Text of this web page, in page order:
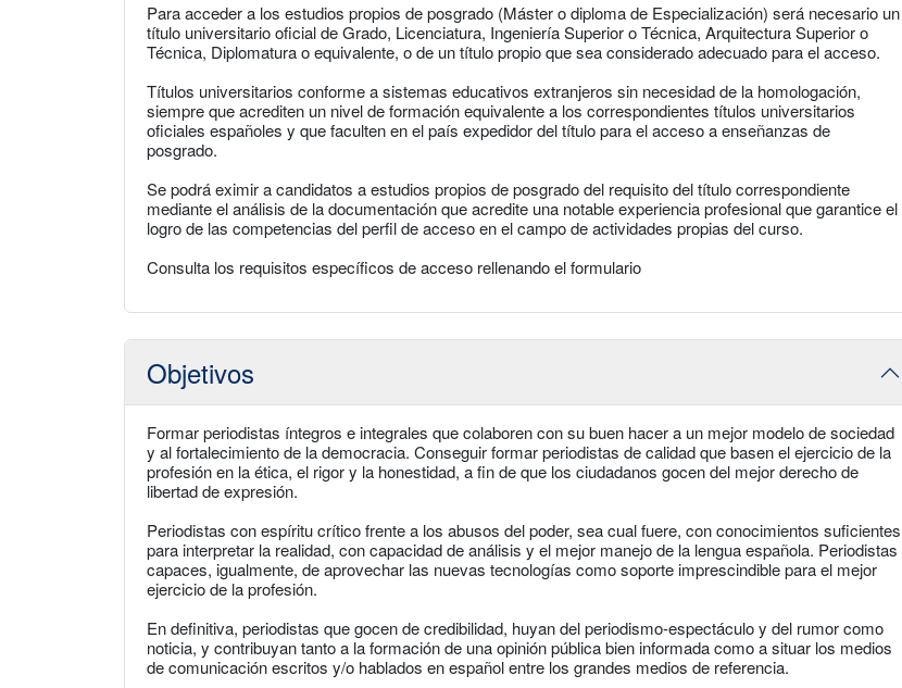
Para acceder a los estudios propios de posgrado (Máster o diploma de Especialización) será necesario un
título universitario oficial de Grado, Licenciatura, Ingeniería Superior o Técnica, Arquitectura Superior o
Técnica, Diplomatura o equivalente, o de un título propio que sea considerado adecuado para el acceso.
Títulos universitarios conforme a sistemas educativos extranjeros sin necesidad de la homologación,
siempre que acrediten un nivel de formación equivalente a los correspondientes títulos universitarios
oficiales españoles y que faculten en el país expedidor del título para el acceso a enseñanzas de
posgrado.
Se podrá eximir a candidatos a estudios propios de posgrado del requisito del título correspondiente
mediante el análisis de la documentación que acredite una notable experiencia profesional que garantice el
logro de las competencias del perfil de acceso en el campo de actividades propias del curso.
Consulta los requisitos específicos de acceso rellenando el formulario
Objetivos
Formar periodistas íntegros e integrales que colaboren con su buen hacer a un mejor modelo de sociedad
y al fortalecimiento de la democracia. Conseguir formar periodistas de calidad que basen el ejercicio de la
profesión en la ética, el rigor y la honestidad, a fin de que los ciudadanos gocen del mejor derecho de
libertad de expresión.
Periodistas con espíritu crítico frente a los abusos del poder, sea cual fuere, con conocimientos suficientes
para interpretar la realidad, con capacidad de análisis y el mejor manejo de la lengua española. Periodistas
capaces, igualmente, de aprovechar las nuevas tecnologías como soporte imprescindible para el mejor
ejercicio de la profesión.
En definitiva, periodistas que gocen de credibilidad, huyan del periodismo-espectáculo y del rumor como
noticia, y contribuyan tanto a la formación de una opinión pública bien informada como a situar los medios
de comunicación escritos y/o hablados en español entre los grandes medios de referencia.